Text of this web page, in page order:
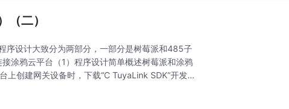
二）
序设计大致分为两部分，一部分是树莓派和485子
涂鸦云平台（1）程序设计简单概述​树莓派和涂鸦
上创建网关设备时，下载“C TuyaLink SDK”开发